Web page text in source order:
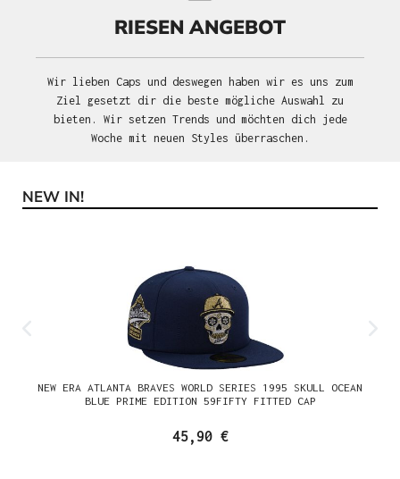
RIESEN ANGEBOT
Wir lieben Caps und deswegen haben wir es uns zum
Ziel gesetzt dir die beste mögliche Auswahl zu
bieten. Wir setzen Trends und möchten dich jede
Woche mit neuen Styles überraschen.
Produktgalerie überspringen
NEW IN!
NEW ERA ATLANTA BRAVES WORLD SERIES 1995 SKULL OCEAN
BLUE PRIME EDITION 59FIFTY FITTED CAP
45,90 €